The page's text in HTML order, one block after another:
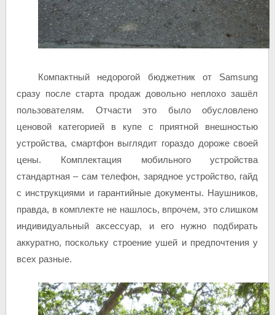
Компактный недорогой бюджетник от Samsung
сразу после старта продаж довольно неплохо зашёл
пользователям. Отчасти это было обусловлено
ценовой категорией в купе с приятной внешностью
устройства, смартфон выглядит гораздо дороже своей
цены. Комплектация мобильного устройства
стандартная – сам телефон, зарядное устройство, гайд
с инструкциями и гарантийные документы. Наушников,
правда, в комплекте не нашлось, впрочем, это слишком
индивидуальный аксессуар, и его нужно подбирать
аккуратно, поскольку строение ушей и предпочтения у
всех разные.